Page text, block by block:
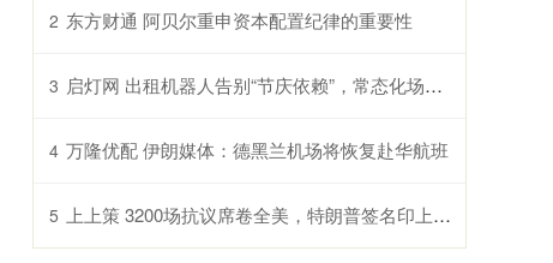
2 东方财通 阿贝尔重申资本配置纪律的重要性
3 启灯网 出租机器人告别“节庆依赖”，常态化场景订单占比已超六成
4 万隆优配 伊朗媒体：德黑兰机场将恢复赴华航班
5 上上策 3200场抗议席卷全美，特朗普签名印上美钞，万斯逆袭，马斯克回归